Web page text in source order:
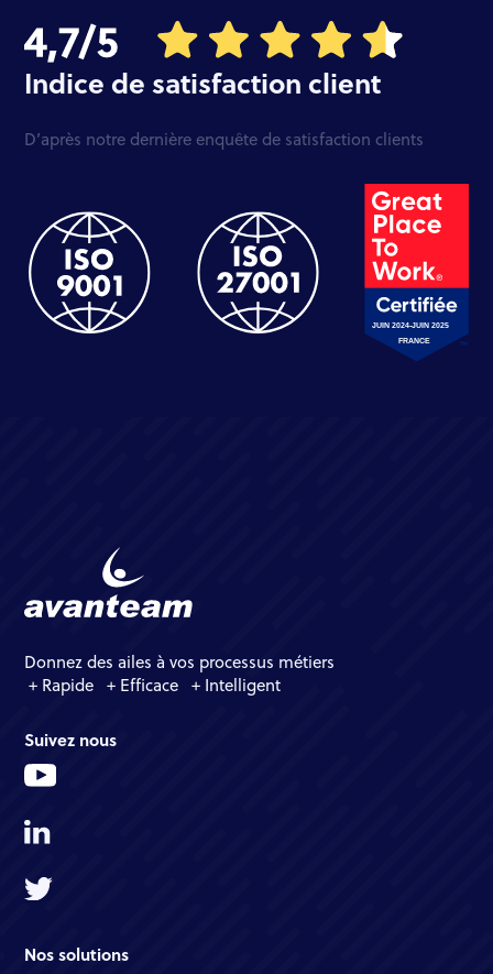
Indice de satisfaction client
D’après notre dernière enquête de satisfaction clients
Donnez des ailes à vos processus métiers
+ Rapide + Efficace + Intelligent
Suivez nous
Nos solutions